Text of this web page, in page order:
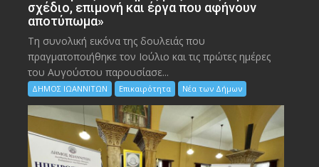
σχέδιο, επιμονή και έργα που αφήνουν
αποτύπωμα»
Τη συνολική εικόνα της δουλειάς που
πραγματοποιήθηκε τον Ιούλιο και τις πρώτες ημέρες
του Αυγούστου παρουσίασε...
ΔΗΜΟΣ ΙΩΑΝΝΙΤΩΝ Επικαιρότητα Νέα των Δήμων